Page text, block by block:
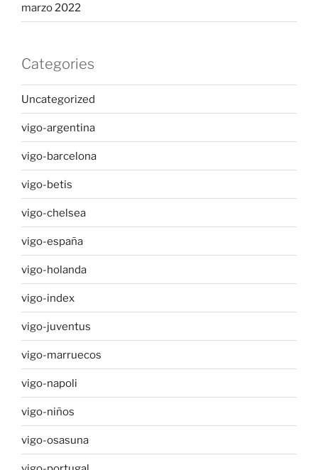
marzo 2022
Categories
Uncategorized
vigo-argentina
vigo-barcelona
vigo-betis
vigo-chelsea
vigo-españa
vigo-holanda
vigo-index
vigo-juventus
vigo-marruecos
vigo-napoli
vigo-niños
vigo-osasuna